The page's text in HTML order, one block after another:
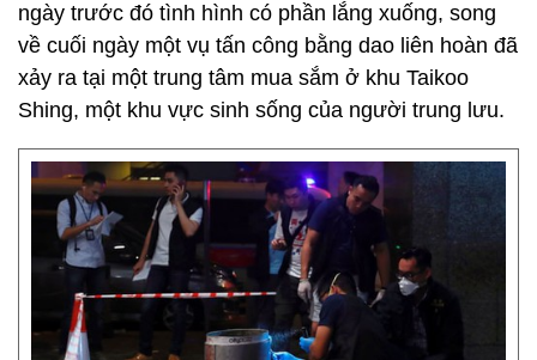
ngày trước đó tình hình có phần lắng xuống, song
về cuối ngày một vụ tấn công bằng dao liên hoàn đã
xảy ra tại một trung tâm mua sắm ở khu Taikoo
Shing, một khu vực sinh sống của người trung lưu.